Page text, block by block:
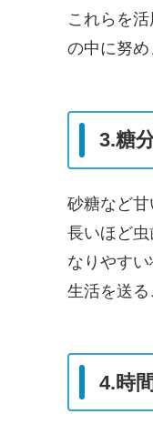
これらを
の中に努め
3.糖
砂糖など
長いほど
なりやす
生活を送る
4.時間